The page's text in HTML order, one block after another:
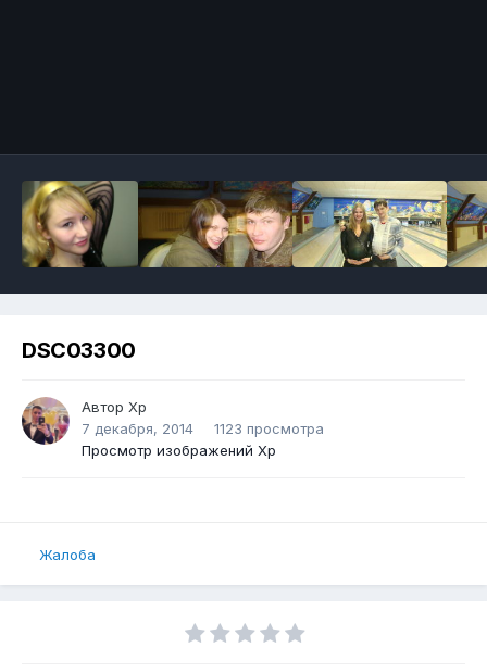
DSC03300
Автор Хр
7 декабря, 2014
1123 просмотра
Просмотр изображений Хр
Жалоба